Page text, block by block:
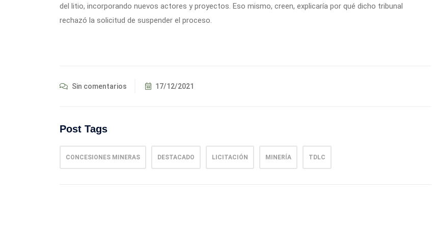
del litio, incorporando nuevos actores y proyectos. Eso mismo, creen, explicaría por qué dicho tribunal
rechazó la solicitud de suspender el proceso.
Sin comentarios 17/12/2021
Post Tags
CONCESIONES MINERAS DESTACADO LICITACIÓN MINERÍA TDLC